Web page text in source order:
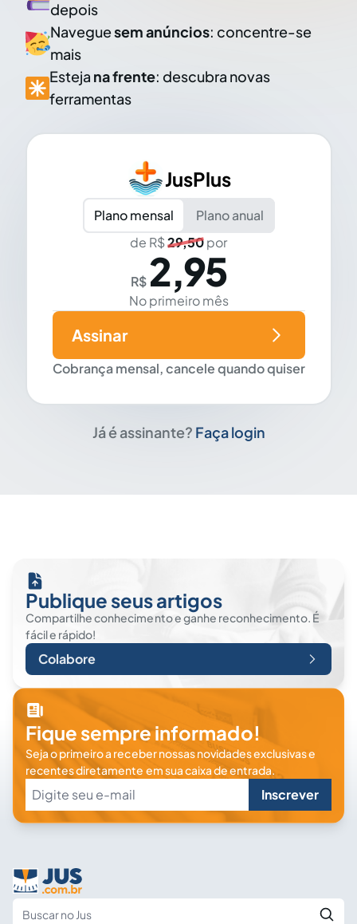
depois
Naveguesem anúncios: concentre-se
mais
Esteja na frente: descubra novas
ferramentas
JusPlus
Plano mensal
Plano anual
de R$29,50por
R$ 2,95
No primeiro mês
Cobrança mensal, cancele quando quiser
Assinar
Já é assinante? Faça login
Publique seus artigos
Compartilhe conhecimento e ganhe reconhecimento. É
fácil e rápido!
Colabore
Fique sempre informado!
Seja o primeiro a receber nossas novidades exclusivas e
recentes diretamente em sua caixa de entrada.
Inscrever